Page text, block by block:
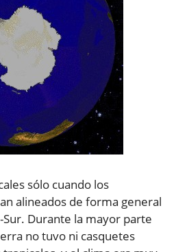
sólo cuando los
alineados de forma general
Durante la mayor parte
no tuvo ni casquetes